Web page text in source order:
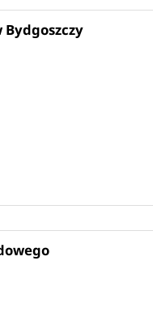
Bydgoszczy